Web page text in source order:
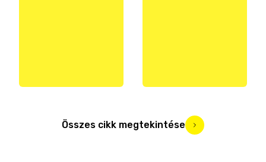
Összes cikk megtekintése